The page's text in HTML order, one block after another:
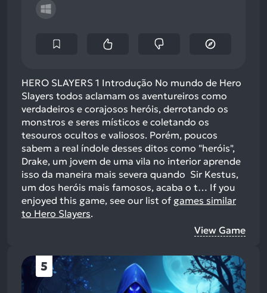
HERO SLAYERS 1 Introdução No mundo de Hero
Slayers todos aclamam os aventureiros como
verdadeiros e corajosos heróis, derrotando os
monstros e seres místicos e coletando os
tesouros ocultos e valiosos. Porém, poucos
sabem a real índole desses ditos como "heróis",
Drake, um jovem de uma vila no interior aprende
isso da maneira mais severa quando Sir Kestus,
um dos heróis mais famosos, acaba o t… If you
enjoyed this game, see our list of games similar
to Hero Slayers.
View Game
5